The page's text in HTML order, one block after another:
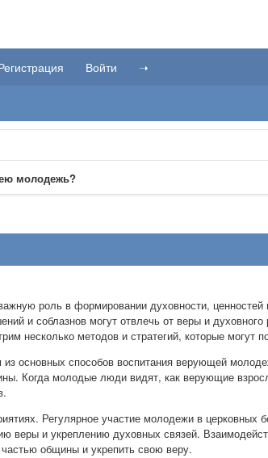
Войти ➝
молодежь?
роль в формировании духовности,
и соблазнов могут отвлечь от веры и
несколько методов и стратегий, которые
основных способов воспитания верующей
Когда молодые люди видят, как верующие
Регулярное участие молодежи в церковных
веры и укреплению духовных связей.
общины и укрепить свою веру.